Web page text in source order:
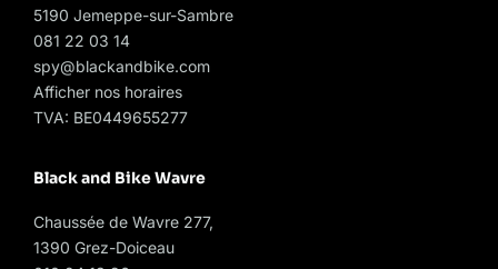
5190 Jemeppe-sur-Sambre
081 22 03 14
spy@blackandbike.com
Afficher nos horaires
TVA: BE0449655277
Black and Bike Wavre
Chaussée de Wavre 277,
1390 Grez-Doiceau